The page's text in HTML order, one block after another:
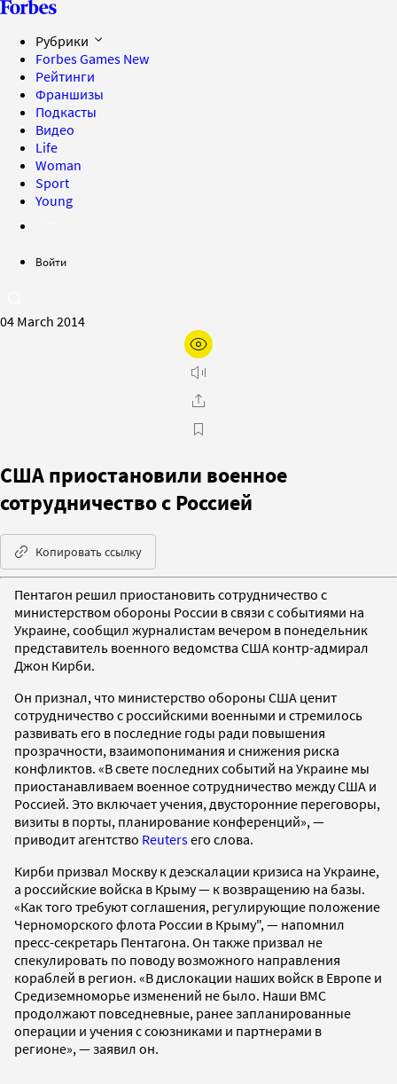
Рубрики
Forbes Games New
Рейтинги
Франшизы
Подкасты
Видео
Life
Woman
Sport
Young
Войти
04 March 2014
США приостановили военное
сотрудничество с Россией
Копировать ссылку
Пентагон решил приостановить сотрудничество с
министерством обороны России в связи с событиями на
Украине, сообщил журналистам вечером в понедельник
представитель военного ведомства США контр-адмирал
Джон Кирби.
Он признал, что министерство обороны США ценит
сотрудничество с российскими военными и стремилось
развивать его в последние годы ради повышения
прозрачности, взаимопонимания и снижения риска
конфликтов. «В свете последних событий на Украине мы
приостанавливаем военное сотрудничество между США и
Россией. Это включает учения, двусторонние переговоры,
визиты в порты, планирование конференций», —
приводит агентство Reutersего слова.
Кирби призвал Москву к деэскалации кризиса на Украине,
а российские войска в Крыму — к возвращению на базы.
«Как того требуют соглашения, регулирующие положение
Черноморского флота России в Крыму", — напомнил
пресс-секретарь Пентагона. Он также призвал не
спекулировать по поводу возможного направления
кораблей в регион. «В дислокации наших войск в Европе и
Средиземноморье изменений не было. Наши ВМС
продолжают повседневные, ранее запланированные
операции и учения с союзниками и партнерами в
регионе», — заявил он.